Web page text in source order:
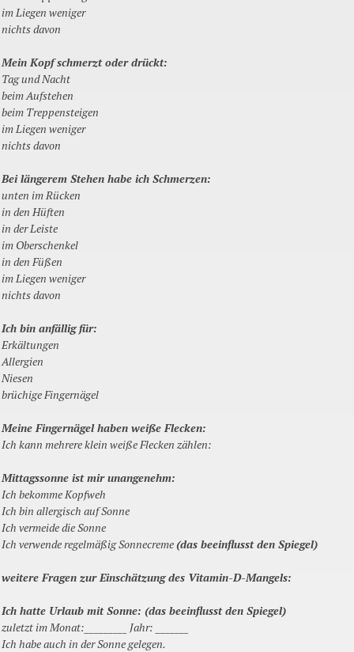
im Liegen weniger
nichts davon
Mein Kopf schmerzt oder drückt:
Tag und Nacht
beim Aufstehen
beim Treppensteigen
im Liegen weniger
nichts davon
Bei längerem Stehen habe ich Schmerzen:
unten im Rücken
in den Hüften
in der Leiste
im Oberschenkel
in den Füßen
im Liegen weniger
nichts davon
Ich bin anfällig für:
Erkältungen
Allergien
Niesen
brüchige Fingernägel
Meine Fingernägel haben weiße Flecken:
Ich kann mehrere klein weiße Flecken zählen:
Mittagssonne ist mir unangenehm:
Ich bekomme Kopfweh
Ich bin allergisch auf Sonne
Ich vermeide die Sonne
Ich verwende regelmäßig Sonnecreme(das beeinflusst den Spiegel)
weitere Fragen zur Einschätzung des Vitamin-D-Mangels:
Ich hatte Urlaub mit Sonne: (das beeinflusst den Spiegel)
zuletzt im Monat:_________ Jahr: _______
Ich habe auch in der Sonne gelegen.